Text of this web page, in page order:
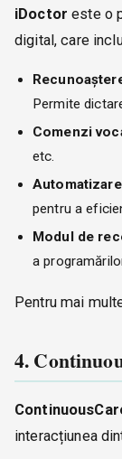
iDoctor este o
digital, care
Permite
Comenzi
etc.
pentru a
Modul de
a
Pentru mai
4.
interacțiunea